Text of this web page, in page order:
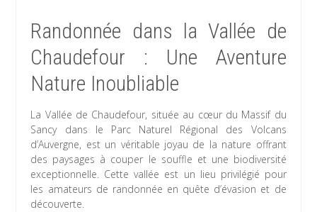
Randonnée dans la Vallée de
Chaudefour : Une Aventure
Nature Inoubliable
La Vallée de Chaudefour, située au cœur du Massif du
Sancy dans le Parc Naturel Régional des Volcans
d’Auvergne, est un véritable joyau de la nature offrant
des paysages à couper le souffle et une biodiversité
exceptionnelle. Cette vallée est un lieu privilégié pour
les amateurs de randonnée en quête d’évasion et de
découverte.